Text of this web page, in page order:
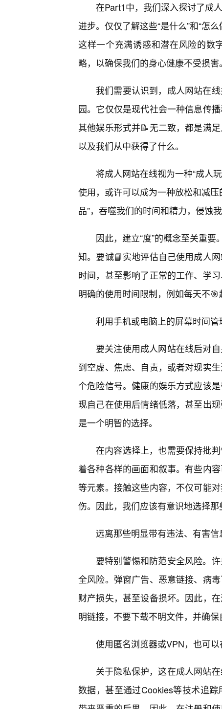
在Part1中，我们深入探讨了成
进步。仅仅了解这些“是什么”和“怎
这样一个充满诱惑和潜在风险的数
略，以确保我们的身心健康不受损害。
我们需要认识到，成人网站在
园。它仅仅是现代社会一种信息传
其他娱乐形式并📝无二致，都是满
以及我们从中获得了什么。
将成人网站在线视为一种“成人
使用，或许可以成为一种放松和减
品”，吞噬我们的时间和精力，侵蚀
因此，建立“度”的概念至关重
知。要诚📘实地评估自己使用成人
时间，甚至影响了正常的工作、学
明确的使用时间限制，例如每天不
利用手机或电脑上的屏幕时间管
要关注使用成人网站在线后对
到空虚、焦虑、自责，或者对现实
个危险信号。健康的娱乐方式应该
现自己在使用后情绪低落，甚至出
是一个明智的选择。
在内容选择上，也需要保持批
着各种各样的画面和叙事。有些内
等元素。接触这些内容，不仅可能
伤。因此，我们应该有意识地选择
远离那些明显带有违法、有害信
要特别警惕和防范安全风险。
全风险。弹窗广告、恶意链接、病
财产损失，甚至设备损坏。因此，
明链接，不要下载不明文件，并确
使用匿名浏览器或VPN，也可以
关于隐私保护，这在成人网站
数据，甚至通过Cookies等技术追